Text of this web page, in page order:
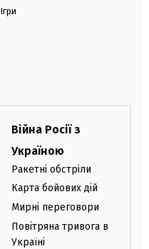
Ігри
Війна Росії з
Україною
Ракетні обстріли
Карта бойових дій
Мирні переговори
Повітряна тривога в
Україні